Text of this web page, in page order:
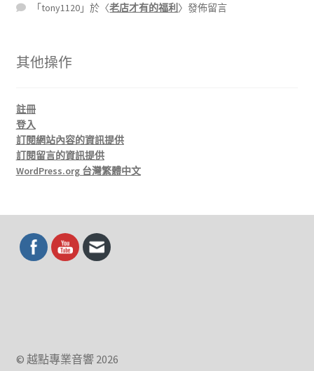
「tony1120 」於〈老店才有的福利 〉發佈留言
其他操作
註冊
登入
訂閱網站內容的資訊提供
訂閱留言的資訊提供
WordPress.org 台灣繁體中文
© 越點專業音響 2026